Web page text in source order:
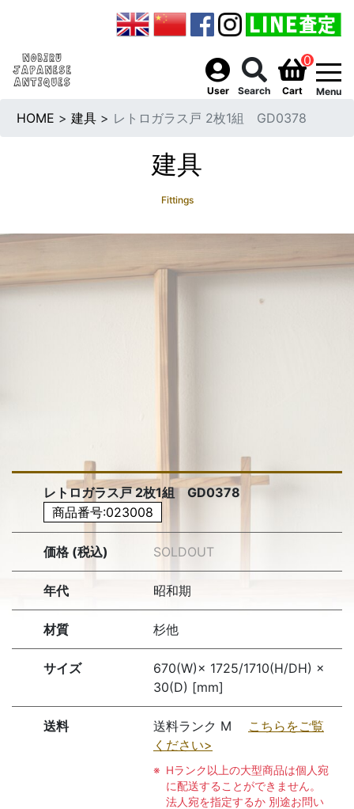
User Search
0
Cart Menu
HOME > 建具 > レトロガラス戸 2枚1組 GD0378
建具
Fittings
レトロガラス戸 2枚1組 GD0378
商品番号:023008
価格 (税込) SOLDOUT
年代 昭和期
材質 杉他
サイズ
670(W)× 1725/1710(H/DH) ×
30(D) [mm]
送料 送料ランク M こちらをご覧
ください>
Hランク以上の大型商品は個人宛
に配送することができません。
法人宛を指定するか 別途お問い